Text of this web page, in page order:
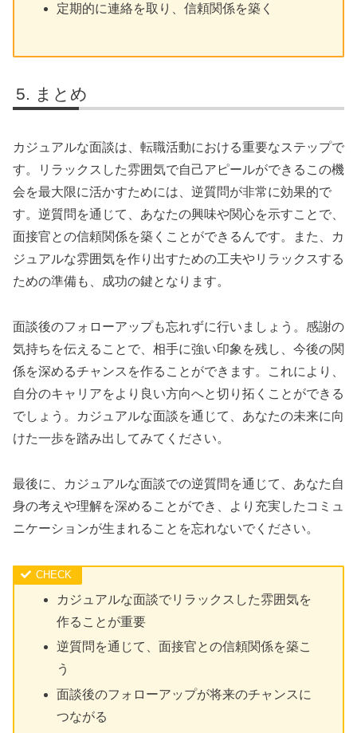
定期的に連絡を取り、信頼関係を築く
まとめ
カジュアルな面談は、転職活動における重要なステップで
す。リラックスした雰囲気で自己アピールができるこの機
会を最大限に活かすためには、逆質問が非常に効果的で
す。逆質問を通じて、あなたの興味や関心を示すことで、
面接官との信頼関係を築くことができるんです。また、カ
ジュアルな雰囲気を作り出すための工夫やリラックスする
ための準備も、成功の鍵となります。
面談後のフォローアップも忘れずに行いましょう。感謝の
気持ちを伝えることで、相手に強い印象を残し、今後の関
係を深めるチャンスを作ることができます。これにより、
自分のキャリアをより良い方向へと切り拓くことができる
でしょう。カジュアルな面談を通じて、あなたの未来に向
けた一歩を踏み出してみてください。
最後に、カジュアルな面談での逆質問を通じて、あなた自
身の考えや理解を深めることができ、より充実したコミュ
ニケーションが生まれることを忘れないでください。
カジュアルな面談でリラックスした雰囲気を
作ることが重要
逆質問を通じて、面接官との信頼関係を築こ
う
面談後のフォローアップが将来のチャンスに
つながる